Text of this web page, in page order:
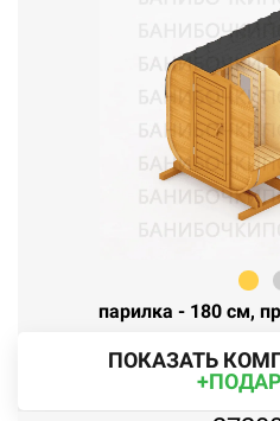
парилка - 180 см,
ПОКАЗАТЬ